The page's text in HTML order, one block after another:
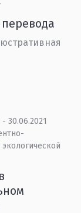
перевода
30.06.2021